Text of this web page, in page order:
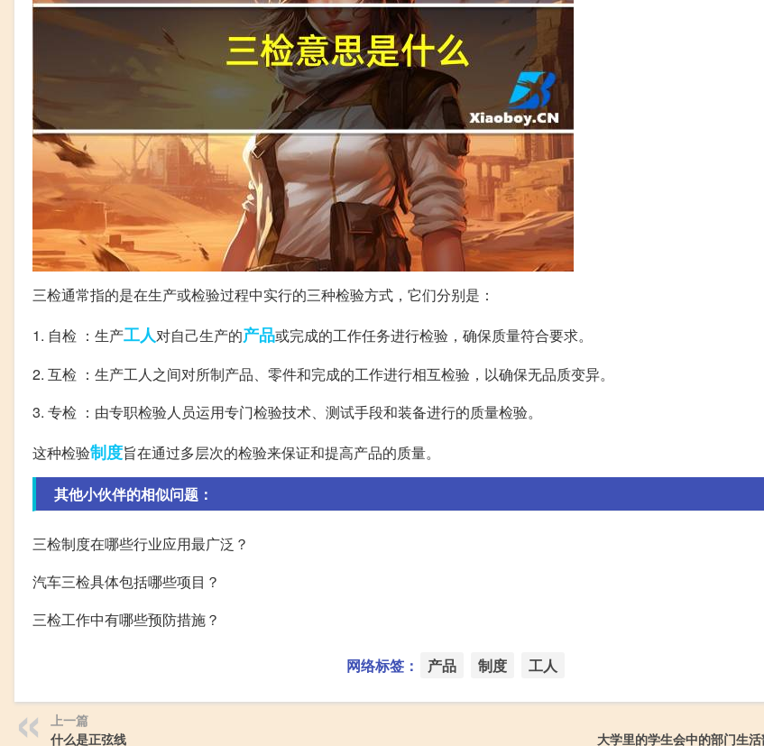
三检通常指的是在生产或检验过程中实行的三种检验方式，它们分别是：
1. 自检 ：生产工人对自己生产的产品或完成的工作任务进行检验，确保质量符合要求。
2. 互检 ：生产工人之间对所制产品、零件和完成的工作进行相互检验，以确保无品质变异。
3. 专检 ：由专职检验人员运用专门检验技术、测试手段和装备进行的质量检验。
这种检验制度旨在通过多层次的检验来保证和提高产品的质量。
其他小伙伴的相似问题：
三检制度在哪些行业应用最广泛？
汽车三检具体包括哪些项目？
三检工作中有哪些预防措施？
网络标签： 产品 制度 工人
上一篇
什么是正弦线
大学里的学生会中的部门生